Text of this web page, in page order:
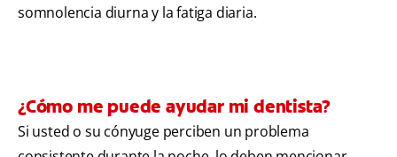
somnolencia diurna y la fatiga diaria.
¿Cómo me puede ayudar mi dentista?
Si usted o su cónyuge perciben un problema